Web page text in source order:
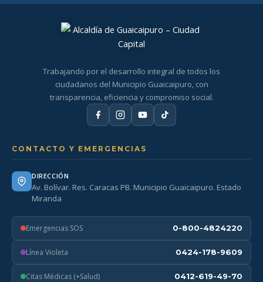
Trabajando por el desarrollo integral de todos los
ciudadanos del Municipio Guaicaipuro, con
transparencia, eficiencia y compromiso social.
CONTACTO Y EMERGENCIAS
DIRECCIÓN
Av. Bolívar. Res. Caracas PB. Municipio Guaicaipuro. Estado
Miranda
Emergencias SOS 0-800-4824220
Línea Violeta 0424-178-9609
Citas Médicas (+Salud) 0412-619-49-70